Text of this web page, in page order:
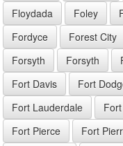
Floydada
Foley
Fordyce
Forest City
Forsyth
Forsyth
Fort Davis
Fort
Fort Lauderdale
Fort Pierce
Fort